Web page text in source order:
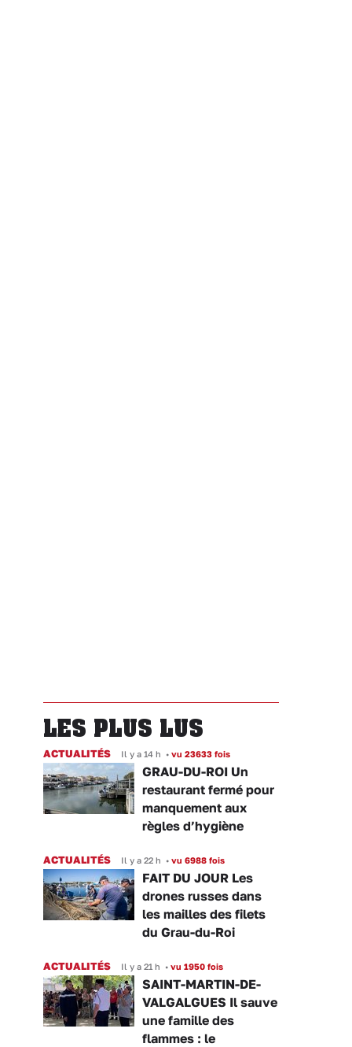
LES PLUS LUS
ACTUALITÉS Il y a 14 h • vu 23633 fois
GRAU-DU-ROI Un
restaurant fermé pour
manquement aux
règles d’hygiène
ACTUALITÉS Il y a 22 h • vu 6988 fois
FAIT DU JOUR Les
drones russes dans
les mailles des filets
du Grau-du-Roi
ACTUALITÉS Il y a 21 h • vu 1950 fois
SAINT-MARTIN-DE-
VALGALGUES Il sauve
une famille des
flammes : le